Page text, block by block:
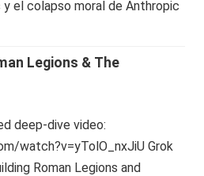
y el colapso moral de Anthropic
Legions & The
deep-dive video:
watch?v=yTolO_nxJiU Grok
Roman Legions and